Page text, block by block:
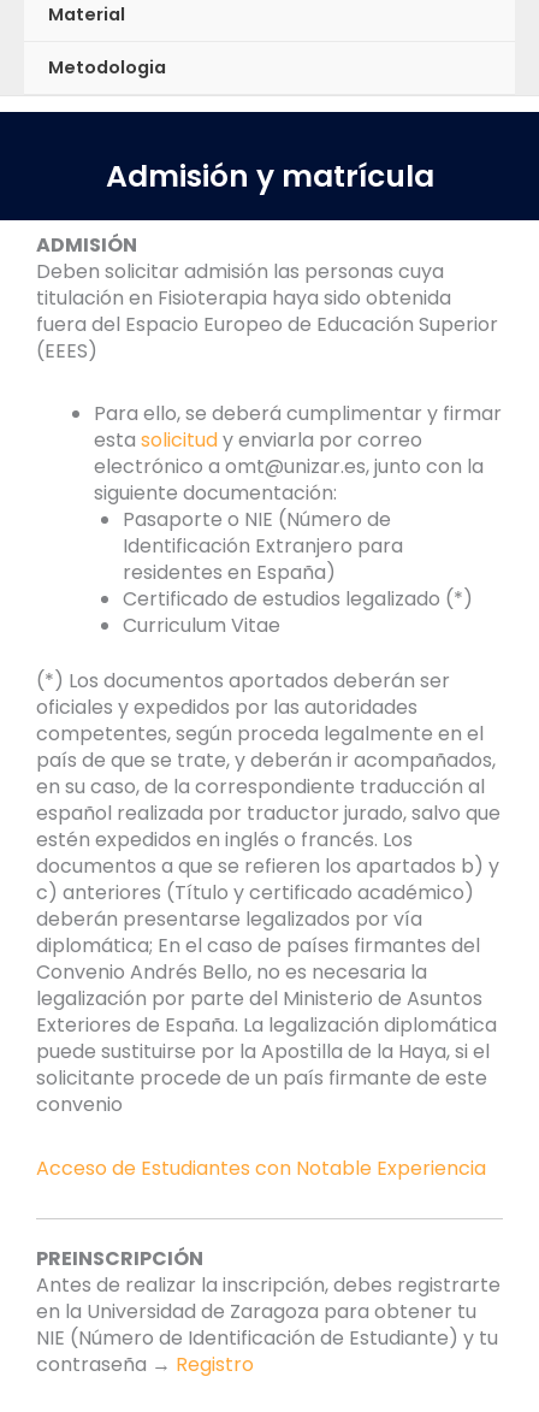
Material
Metodologia
Admisión y matrícula
ADMISIÓN
Deben solicitar admisión las personas cuya
titulación en Fisioterapia haya sido obtenida
fuera del Espacio Europeo de Educación Superior
(EEES)
Para ello, se deberá cumplimentar y firmar
esta solicitudy enviarla por correo
electrónico a omt@unizar.es, junto con la
siguiente documentación:
Pasaporte o NIE (Número de
Identificación Extranjero para
residentes en España)
Certificado de estudios legalizado (*)
Curriculum Vitae
(*) Los documentos aportados deberán ser
oficiales y expedidos por las autoridades
competentes, según proceda legalmente en el
país de que se trate, y deberán ir acompañados,
en su caso, de la correspondiente traducción al
español realizada por traductor jurado, salvo que
estén expedidos en inglés o francés. Los
documentos a que se refieren los apartados b) y
c) anteriores (Título y certificado académico)
deberán presentarse legalizados por vía
diplomática; En el caso de países firmantes del
Convenio Andrés Bello, no es necesaria la
legalización por parte del Ministerio de Asuntos
Exteriores de España. La legalización diplomática
puede sustituirse por la Apostilla de la Haya, si el
solicitante procede de un país firmante de este
convenio
Acceso de Estudiantes con Notable Experiencia
PREINSCRIPCIÓN
Antes de realizar la inscripción, debes registrarte
en la Universidad de Zaragoza para obtener tu
NIE (Número de Identificación de Estudiante) y tu
contraseña → Registro